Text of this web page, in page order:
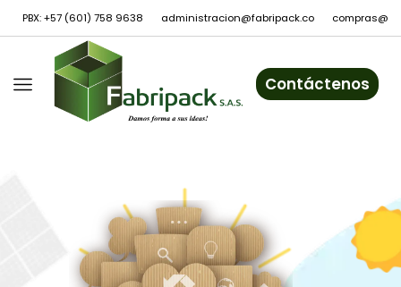
PBX: +57 (601) 758 9638 administracion@fabripack.co
Contáctenos